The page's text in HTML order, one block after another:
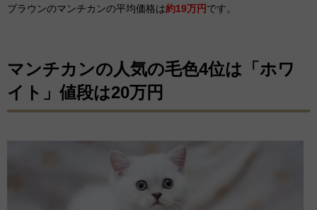
ブラウンのマンチカンの平均価格は約19万円です。
マンチカンの人気の毛色4位は「ホワ
イト」値段は20万円